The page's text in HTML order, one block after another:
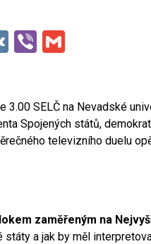
VKViberGmail
3.00 SELČ na Nevadské
Spojených států,
televizního duelu
zaměřeným na
a jak by měl